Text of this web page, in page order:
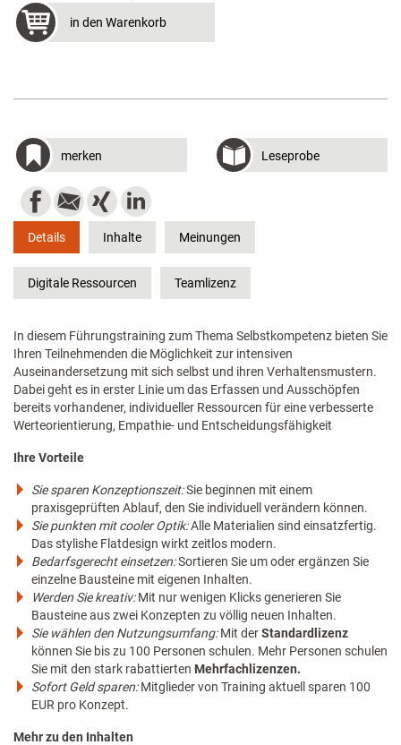
in den Warenkorb
merken Leseprobe
Details Inhalte Meinungen
Digitale Ressourcen Teamlizenz
In diesem Führungstraining zum Thema Selbstkompetenz bieten Sie
Ihren Teilnehmenden die Möglichkeit zur intensiven
Auseinandersetzung mit sich selbst und ihren Verhaltensmustern.
Dabei geht es in erster Linie um das Erfassen und Ausschöpfen
bereits vorhandener, individueller Ressourcen für eine verbesserte
Werteorientierung, Empathie- und Entscheidungsfähigkeit
Ihre Vorteile
Sie sparen Konzeptionszeit:Sie beginnen mit einem
praxisgeprüften Ablauf, den Sie individuell verändern können.
Sie punkten mit cooler Optik:Alle Materialien sind einsatzfertig.
Das stylishe Flatdesign wirkt zeitlos modern.
Bedarfsgerecht einsetzen:Sortieren Sie um oder ergänzen Sie
einzelne Bausteine mit eigenen Inhalten.
Werden Sie kreativ:Mit nur wenigen Klicks generieren Sie
Bausteine aus zwei Konzepten zu völlig neuen Inhalten.
Sie wählen den Nutzungsumfang:Mit derStandardlizenz
können Sie bis zu 100 Personen schulen. Mehr Personen schulen
Sie mit den stark rabattierten Mehrfachlizenzen.
Sofort Geld sparen:Mitglieder von Training aktuell sparen 100
EUR pro Konzept.
Mehr zu den Inhalten